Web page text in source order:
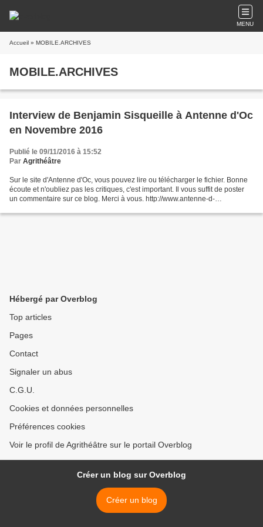
MENU
Accueil » MOBILE.ARCHIVES
MOBILE.ARCHIVES
Interview de Benjamin Sisqueille à Antenne d'Oc
en Novembre 2016
Publié le 09/11/2016 à 15:52
Par Agrithéâtre
Sur le site d'Antenne d'Oc, vous pouvez lire ou télécharger le fichier. Bonne
écoute et n'oubliez pas les critiques, c'est important. Il vous suffit de poster
un commentaire sur ce blog. Merci à vous. http://www.antenne-d-
Hébergé par Overblog
Top articles
Pages
Contact
Signaler un abus
C.G.U.
Cookies et données personnelles
Préférences cookies
Voir le profil de Agrithéâtre sur le portail Overblog
Créer un blog sur Overblog
Créer un blog